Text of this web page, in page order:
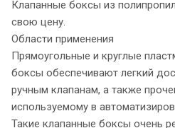
Клапанные боксы из
свою цену.
Области применения
Прямоугольные и круглые
боксы обеспечивают легкий
ручным клапанам, а также
используемому в
Такие клапанные боксы очень